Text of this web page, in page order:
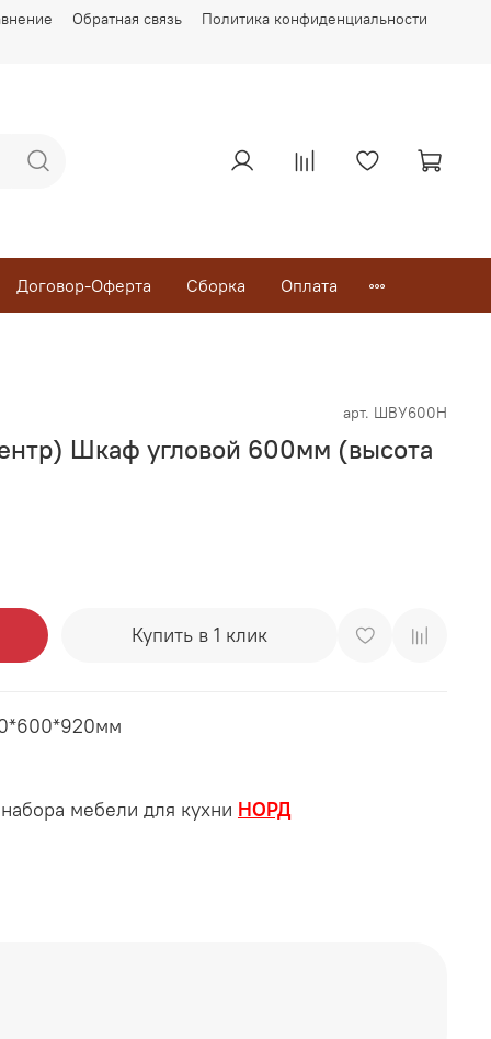
Обратная связь Политика конфиденциальности
Договор-Оферта Сборка Оплата
арт. ШВУ600Н
Шкаф угловой 600мм (высота
Купить в 1 клик
мебели для кухни НОРД